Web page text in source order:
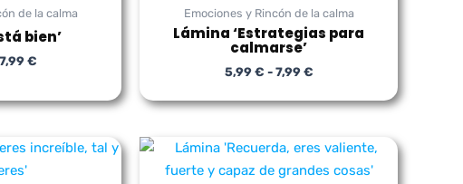
de la calma
bien’
7,99€
Emociones y Rincón de la calma
Lámina ‘Estrategias para
calmarse’
5,99€ - 7,99€
Rango
Rango
precios: